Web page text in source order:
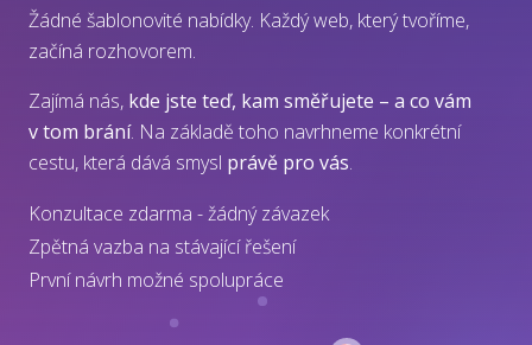
Žádné šablonovité nabídky. Každý web, který tvoříme,
začíná rozhovorem.
Zajímá nás, kde jste teď, kam směřujete – a co vám
v tom brání. Na základě toho navrhneme konkrétní
cestu, která dává smysl právě pro vás.
Konzultace zdarma - žádný závazek
Zpětná vazba na stávající řešení
První návrh možné spolupráce